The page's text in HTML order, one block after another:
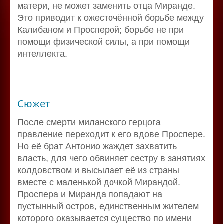
матери, не может заменить отца Миранде.
Это приводит к ожесточённой борьбе между
Калибаном и Просперой; борьбе не при
помощи физической силы, а при помощи
интеллекта.
Сюжет
После смерти миланского герцога
правление переходит к его вдове Проспере.
Но её брат Антонио жаждет захватить
власть, для чего обвиняет сестру в занятиях
колдовством и высылает её из страны
вместе с маленькой дочкой Мирандой.
Проспера и Миранда попадают на
пустынный остров, единственным жителем
которого оказывается существо по имени